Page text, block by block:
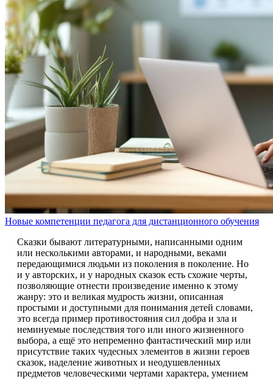
Новые компетенции педагога для дистанционного обучения
Сказки бывают литературными, написанными одним
или несколькими авторами, и народными, веками
передающимися людьми из поколения в поколение. Но
и у авторских, и у народных сказок есть схожие черты,
позволяющие отнести произведение именно к этому
жанру: это и великая мудрость жизни, описанная
простыми и доступными для понимания детей словами,
это всегда пример противостояния сил добра и зла и
неминуемые последствия того или иного жизненного
выбора, а ещё это непременно фантастический мир или
присутствие таких чудесных элементов в жизни героев
сказок, наделение животных и неодушевленных
предметов человеческими чертами характера, умением